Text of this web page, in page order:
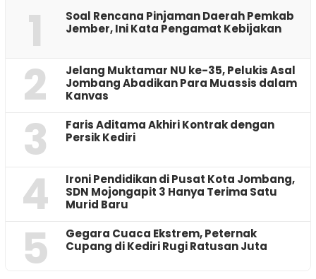
1
‎Soal Rencana Pinjaman Daerah Pemkab
Jember, Ini Kata Pengamat Kebijakan ‎
2
Jelang Muktamar NU ke-35, Pelukis Asal
Jombang Abadikan Para Muassis dalam
Kanvas
3
Faris Aditama Akhiri Kontrak dengan
Persik Kediri
4
Ironi Pendidikan di Pusat Kota Jombang,
SDN Mojongapit 3 Hanya Terima Satu
Murid Baru
5
‎Gegara Cuaca Ekstrem, Peternak
Cupang di Kediri Rugi Ratusan Juta